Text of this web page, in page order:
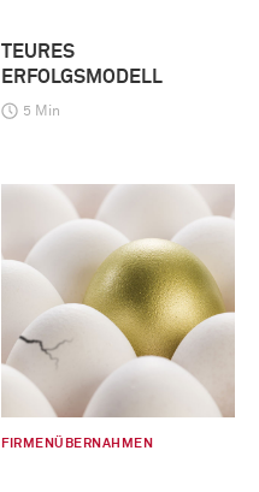
TEURES
ERFOLGSMODELL
5 Min
FIRMENÜBERNAHMEN